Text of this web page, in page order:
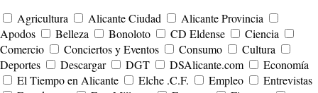
Agricultura
Alicante Ciudad
Alicante Provincia
Apodos
Belleza Bonoloto CD Eldense
Ciencia
Comercio
Conciertos y Eventos Consumo
Cultura
Deportes
Descargar DGT DSAlicante.com
Economía
El Tiempo en Alicante
Elche .C.F. Empleo
Entrevistas